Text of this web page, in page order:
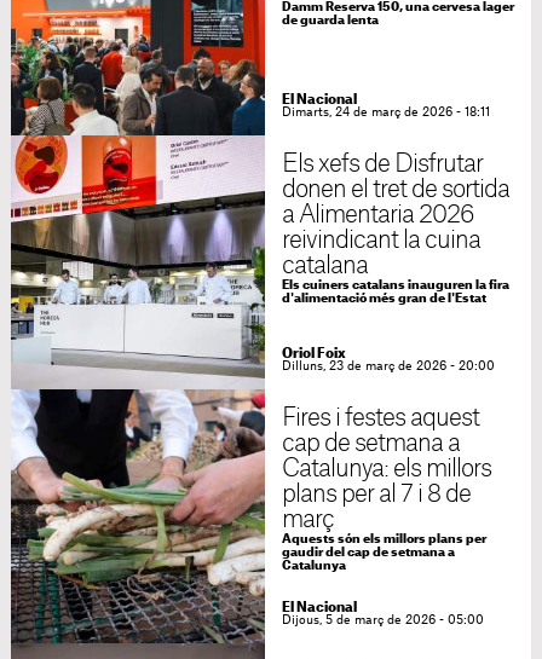
Damm Reserva 150, una cervesa lager
de guarda lenta
El Nacional
Dimarts, 24 de març de 2026 - 18:11
Els xefs de Disfrutar
donen el tret de sortida
a Alimentaria 2026
reivindicant la cuina
catalana
Els cuiners catalans inauguren la fira
d'alimentació més gran de l'Estat
Oriol Foix
Dilluns, 23 de març de 2026 - 20:00
Fires i festes aquest
cap de setmana a
Catalunya: els millors
plans per al 7 i 8 de
març
Aquests són els millors plans per
gaudir del cap de setmana a
Catalunya
El Nacional
Dijous, 5 de març de 2026 - 05:00